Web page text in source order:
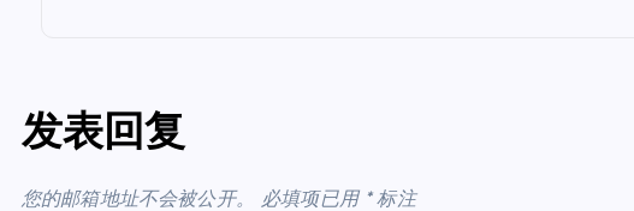
发表回复
您的邮箱地址不会被公开。 必填项已用 *标注